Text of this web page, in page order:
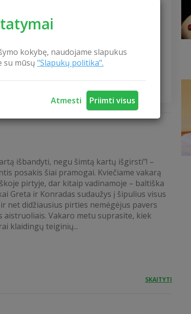
kokybę, naudojame slapukus
su mūsų "Slapukų politika".
Atmesti Priimti visus
pasilepinkite ir pasikraukite energijos
išbandyti, negu šimtą kartų išgirsti”! –
posakis šiai pramogai. Kviečiame vakarą
pirtyje, dar kitaip vadinamoje – baltiška
Greta ir Konradas sudaužys į šipulius visus
net didžiausius pirties nemėgėjus pavers
aistruoliais. Vakaro metu suprasite, kiek
klaidingų teiginių...
SKAITYTI